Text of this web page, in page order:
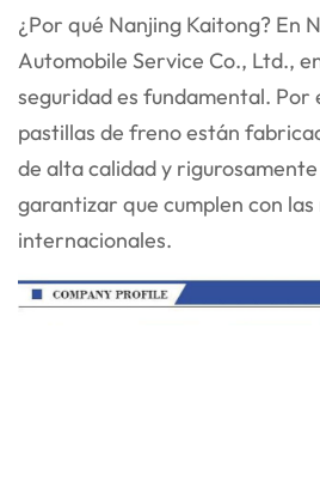
¿Por qué Nanjing Kaitong? En
Automobile Service Co., Ltd.,
seguridad es fundamental. Por
pastillas de freno están
de alta calidad y
garantizar que cumplen con las
internacionales.